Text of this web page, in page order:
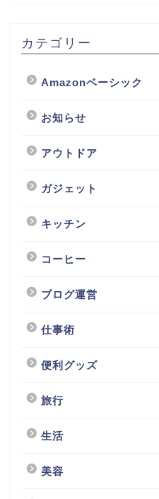
カテゴリー
Amazonベーシック
お知らせ
アウトドア
ガジェット
キッチン
コーヒー
ブログ運営
仕事術
便利グッズ
旅行
生活
美容